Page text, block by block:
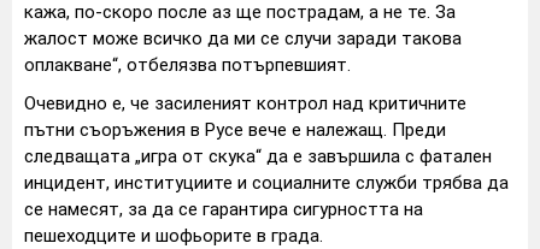
кажа, по-скоро после аз ще пострадам, а не те. За
жалост може всичко да ми се случи заради такова
оплакване“, отбелязва потърпевшият.
Очевидно е, че засиленият контрол над критичните
пътни съоръжения в Русе вече е належащ. Преди
следващата „игра от скука“ да е завършила с фатален
инцидент, институциите и социалните служби трябва да
се намесят, за да се гарантира сигурността на
пешеходците и шофьорите в града.